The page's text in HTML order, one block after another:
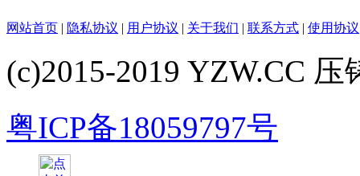
网站首页 | 隐私协议 | 用户协议 | 关于我们 | 联系方式 | 使用协议
(c)2015-2019 YZW.CC 压
粤ICP备18059797号